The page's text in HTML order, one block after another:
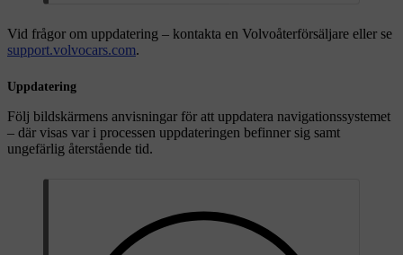
Vid frågor om uppdatering – kontakta en Volvoåterförsäljare eller se
support.volvocars.com.
Uppdatering
Följ bildskärmens anvisningar för att uppdatera navigationssystemet
– där visas var i processen uppdateringen befinner sig samt
ungefärlig återstående tid.